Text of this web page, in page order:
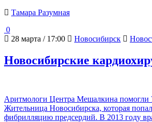
Тамара Разумная
0
28 марта / 17:00
Новосибирск
Новосибирские
Аритмологи Центра Мешалкина помогли
Жительница Новосибирска, которая
фибрилляцию предсердий. В 2013 году